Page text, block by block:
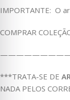
IMPORTANTE: O
COMPRAR
***TRATA-SE DE
NADA PELOS